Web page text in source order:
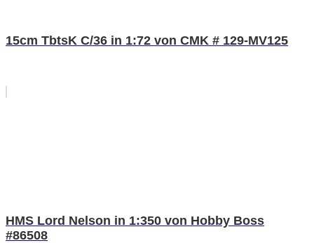
15cm TbtsK C/36 in 1:72 von CMK # 129-MV125
HMS Lord Nelson in 1:350 von Hobby Boss
#86508